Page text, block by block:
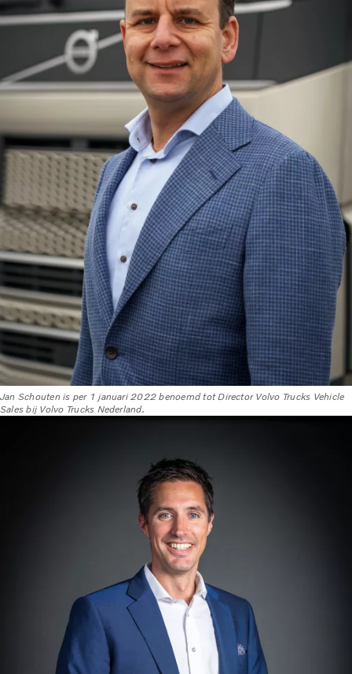
Jan Schouten is per 1 januari 2022 benoemd tot Director Volvo Trucks Vehicle
Sales bij Volvo Trucks Nederland.